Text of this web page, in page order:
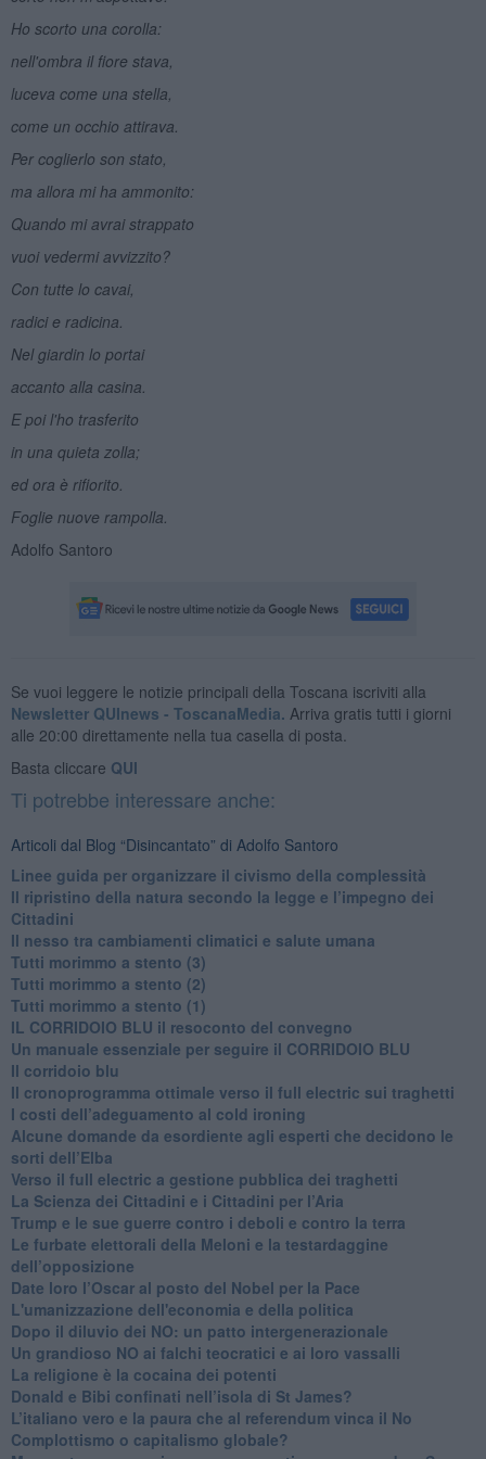
Ho scorto una corolla:
nell'ombra il fiore stava,
luceva come una stella,
come un occhio attirava.
Per coglierlo son stato,
ma allora mi ha ammonito:
Quando mi avrai strappato
vuoi vedermi avvizzito?
Con tutte lo cavai,
radici e radicina.
Nel giardin lo portai
accanto alla casina.
E poi l'ho trasferito
in una quieta zolla;
ed ora è rifiorito.
Foglie nuove rampolla.
Adolfo Santoro
Se vuoi leggere le notizie principali della Toscana iscriviti alla
Newsletter QUInews - ToscanaMedia. Arriva gratis tutti i giorni
alle 20:00 direttamente nella tua casella di posta.
Basta cliccare QUI
Ti potrebbe interessare anche:
Articoli dal Blog “Disincantato” di Adolfo Santoro
​Linee guida per organizzare il civismo della complessità
​Il ripristino della natura secondo la legge e l’impegno dei
Cittadini
Il nesso tra cambiamenti climatici e salute umana
Tutti morimmo a stento (3)
Tutti morimmo a stento (2)
​Tutti morimmo a stento (1)
IL CORRIDOIO BLU il resoconto del convegno
Un manuale essenziale per seguire il CORRIDOIO BLU
Il corridoio blu
​Il cronoprogramma ottimale verso il full electric sui traghetti
​I costi dell’adeguamento al cold ironing
Alcune domande da esordiente agli esperti che decidono le
sorti dell’Elba
Verso il full electric a gestione pubblica dei traghetti​
​La Scienza dei Cittadini e i Cittadini per l’Aria
Trump e le sue guerre contro i deboli e contro la terra
​Le furbate elettorali della Meloni e la testardaggine
dell’opposizione
​Date loro l’Oscar al posto del Nobel per la Pace
L'umanizzazione dell'economia e della politica
​Dopo il diluvio dei NO: un patto intergenerazionale
​Un grandioso NO ai falchi teocratici e ai loro vassalli
La religione è la cocaina dei potenti
Donald e Bibi confinati nell’isola di St James?
L’italiano vero e la paura che al referendum vinca il No
​Complottismo o capitalismo globale?